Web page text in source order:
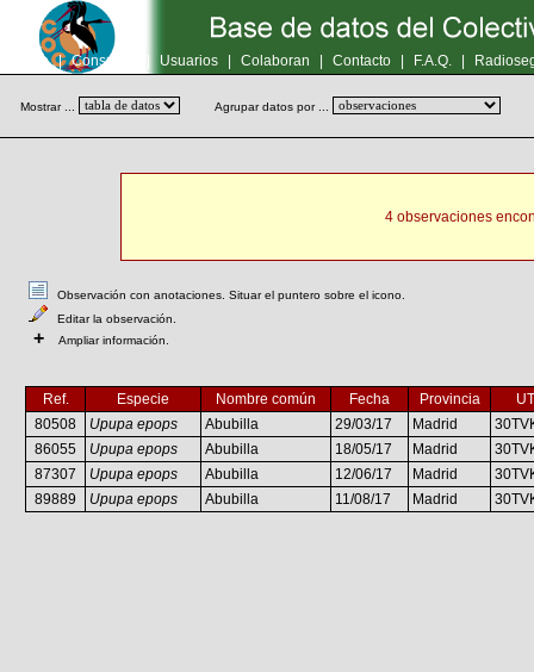
Inicio | Consultas Usuarios Colaboran Contacto F.A.Q.
Mostrar ... Agrupar datos por ...
4 observaciones
Observación con anotaciones. Situar el puntero sobre el icono.
Editar la observación.
+ Ampliar información.
Ref. Especie Nombre común Fecha Provincia
80508
Upupa epops Abubilla 29/03/17 Madrid
86055
Upupa epops Abubilla 18/05/17 Madrid
87307
Upupa epops Abubilla 12/06/17 Madrid
89889
Upupa epops Abubilla 11/08/17 Madrid